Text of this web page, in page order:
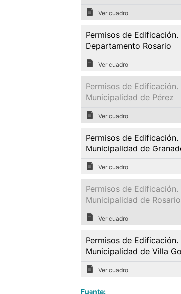
Ver cuadro
Permisos de
Departamento Rosario
Ver cuadro
Permisos de
Municipalidad de Pérez
Ver cuadro
Permisos de
Municipalidad de
Ver cuadro
Permisos de
Municipalidad de Rosario
Ver cuadro
Permisos de
Municipalidad de Villa
Ver cuadro
Fuente: